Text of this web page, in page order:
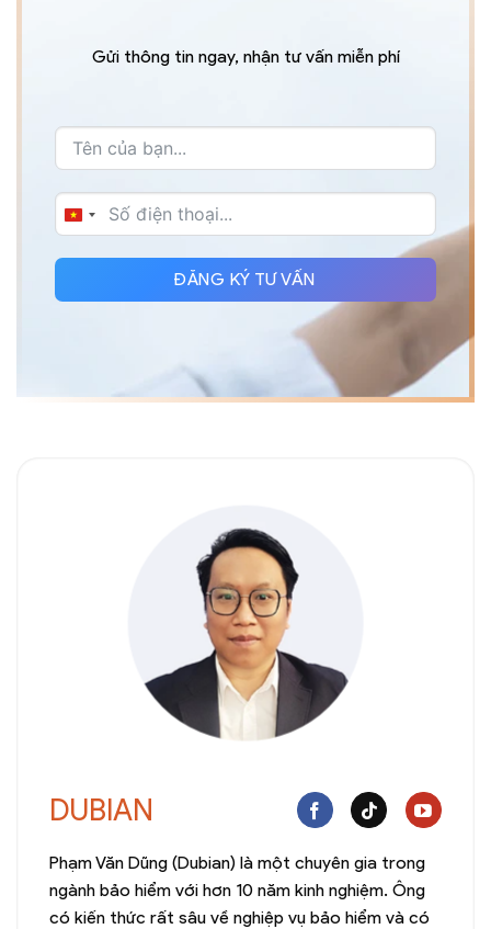
Gửi thông tin ngay, nhận tư vấn miễn phí
VIETNAM
ĐĂNG KÝ TƯ VẤN
DUBIAN
Phạm Văn Dũng (Dubian) là một chuyên gia trong
ngành bảo hiểm với hơn 10 năm kinh nghiệm. Ông
có kiến thức rất sâu về nghiệp vụ bảo hiểm và có